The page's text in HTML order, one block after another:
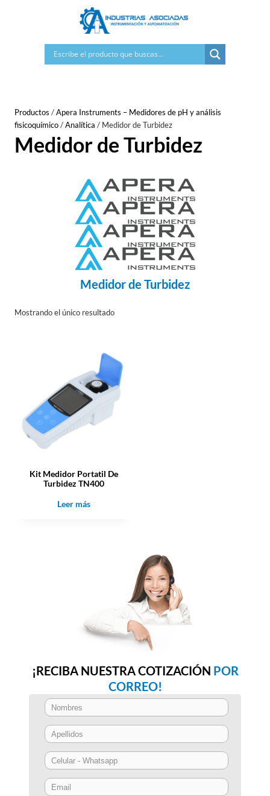
Productos /Apera Instruments – Medidores de pH y análisis
fisicoquímico/Analítica / Medidor de Turbidez
Medidor de Turbidez
Medidor de Turbidez
Mostrando el único resultado
Kit Medidor Portatil De
Turbidez TN400
Leer más
¡RECIBA NUESTRA COTIZACIÓN POR
CORREO!